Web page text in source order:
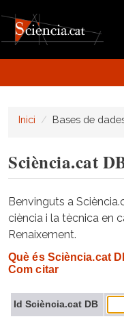
Inici Bases de
Sciència.cat
Benvinguts a
ciència i la tècnica en
Renaixement.
Què és Sciència.cat
Com citar
Id Sciència.cat DB